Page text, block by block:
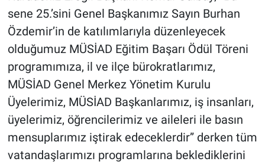
sene 25.’sini Genel Başkanımız Sayın Burhan
Özdemir’in de katılımlarıyla düzenleyecek
olduğumuz MÜSİAD Eğitim Başarı Ödül Töreni
programımıza, il ve ilçe bürokratlarımız,
MÜSİAD Genel Merkez Yönetim Kurulu
Üyelerimiz, MÜSİAD Başkanlarımız, iş insanları,
üyelerimiz, öğrencilerimiz ve aileleri ile basın
mensuplarımız iştirak edeceklerdir” derken tüm
vatandaşlarımızı programlarına beklediklerini